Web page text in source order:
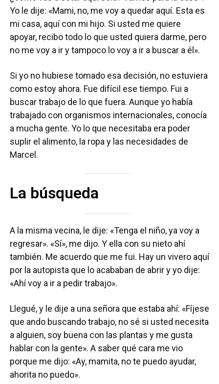
Yo le dije: «Mami, no, me voy a quedar aquí. Esta es
mi casa, aquí con mi hijo. Si usted me quiere
apoyar, recibo todo lo que usted quiera darme, pero
no me voy a ir y tampoco lo voy a ir a buscar a él».
Si yo no hubiese tomado esa decisión, no estuviera
como estoy ahora. Fue difícil ese tiempo. Fui a
buscar trabajo de lo que fuera. Aunque yo había
trabajado con organismos internacionales, conocía
a mucha gente. Yo lo que necesitaba era poder
suplir el alimento, la ropa y las necesidades de
Marcel.
La búsqueda
A la misma vecina, le dije: «Tenga el niño, ya voy a
regresar». «Sí», me dijo. Y ella con su nieto ahí
también. Me acuerdo que me fui. Hay un vivero aquí
por la autopista que lo acababan de abrir y yo dije:
«Ahí voy a ir a pedir trabajo».
Llegué, y le dije a una señora que estaba ahí: «Fíjese
que ando buscando trabajo, no sé si usted necesita
a alguien, soy buena con las plantas y me gusta
hablar con la gente». A saber qué cara me vio
porque me dijo: «Ay, mamita, no te puedo ayudar,
ahorita no puedo».